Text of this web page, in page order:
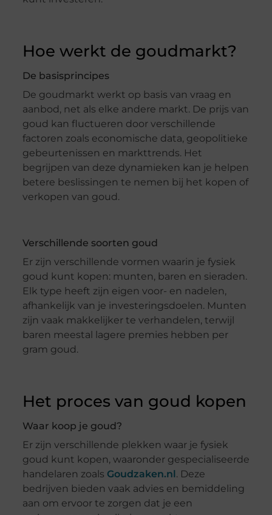
Hoe werkt de goudmarkt?
De basisprincipes
De goudmarkt werkt op basis van vraag en
aanbod, net als elke andere markt. De prijs van
goud kan fluctueren door verschillende
factoren zoals economische data, geopolitieke
gebeurtenissen en markttrends. Het
begrijpen van deze dynamieken kan je helpen
betere beslissingen te nemen bij het kopen of
verkopen van goud.
Verschillende soorten goud
Er zijn verschillende vormen waarin je fysiek
goud kunt kopen: munten, baren en sieraden.
Elk type heeft zijn eigen voor- en nadelen,
afhankelijk van je investeringsdoelen. Munten
zijn vaak makkelijker te verhandelen, terwijl
baren meestal lagere premies hebben per
gram goud.
Het proces van goud kopen
Waar koop je goud?
Er zijn verschillende plekken waar je fysiek
goud kunt kopen, waaronder gespecialiseerde
handelaren zoals Goudzaken.nl. Deze
bedrijven bieden vaak advies en bemiddeling
aan om ervoor te zorgen dat je een